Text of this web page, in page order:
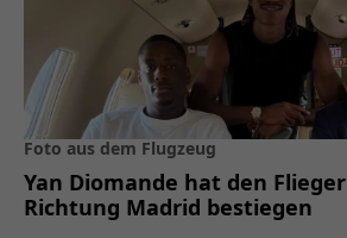
Foto aus dem Flugzeug
Yan Diomande hat den Flieger
Richtung Madrid bestiegen